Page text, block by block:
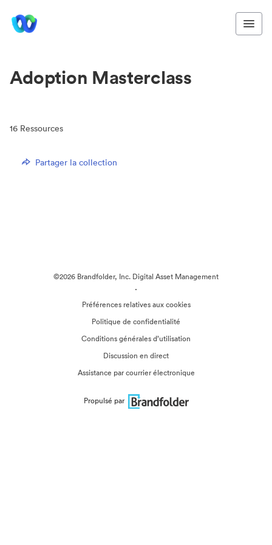
Adoption Masterclass
16 Ressources
Partager la collection
©2026 Brandfolder, Inc. Digital Asset Management
·
Préférences relatives aux cookies
Politique de confidentialité
Conditions générales d’utilisation
Discussion en direct
Assistance par courrier électronique
Propulsé par